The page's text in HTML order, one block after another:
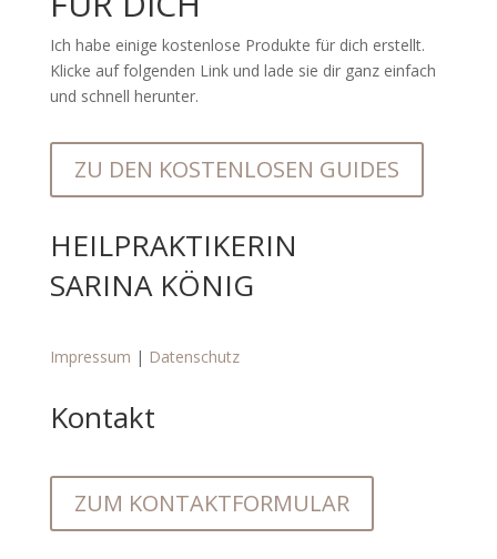
Ich habe einige kostenlose Produkte für dich erstellt.
Klicke auf folgenden Link und lade sie dir ganz einfach
und schnell herunter.
ZU DEN KOSTENLOSEN GUIDES
HEILPRAKTIKERIN
SARINA KÖNIG
Impressum | Datenschutz
Kontakt
ZUM KONTAKTFORMULAR